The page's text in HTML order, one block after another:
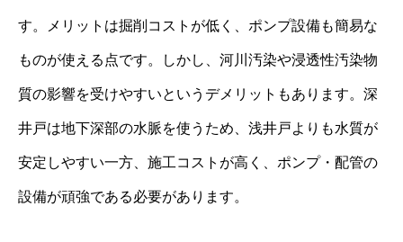
す。メリットは掘削コストが低く、ポンプ設備も簡易な
ものが使える点です。しかし、河川汚染や浸透性汚染物
質の影響を受けやすいというデメリットもあります。深
井戸は地下深部の水脈を使うため、浅井戸よりも水質が
安定しやすい一方、施工コストが高く、ポンプ・配管の
設備が頑強である必要があります。